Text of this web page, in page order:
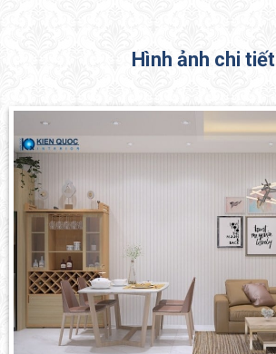
Hình ảnh chi tiết